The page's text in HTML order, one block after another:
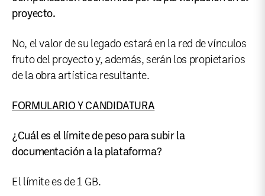
proyecto.
No, el valor de su legado estará en la red de vínculos
fruto del proyecto y, además, serán los propietarios
de la obra artística resultante.
FORMULARIO Y CANDIDATURA
¿Cuál es el límite de peso para subir la
documentación a la plataforma?
El límite es de 1 GB.